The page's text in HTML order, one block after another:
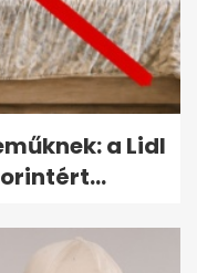
a Lidl